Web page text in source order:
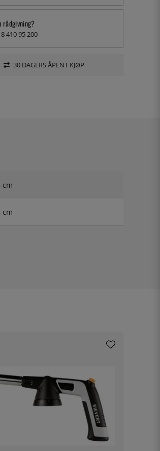
rådgivning?
410 95 200
30 DAGERS ÅPENT KJØP
cm
cm